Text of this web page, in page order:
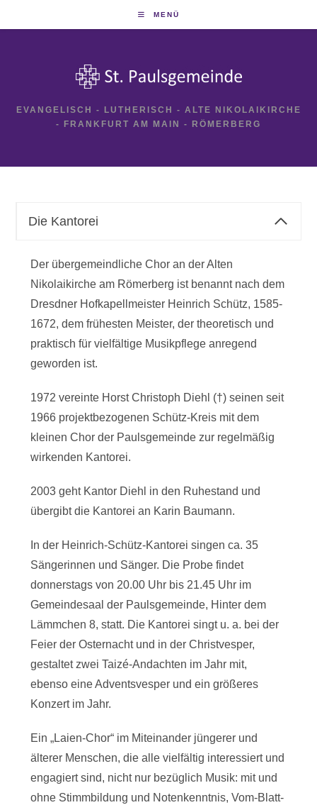
MENÜ
EVANGELISCH - LUTHERISCH - ALTE NIKOLAIKIRCHE
- FRANKFURT AM MAIN - RÖMERBERG
Die Kantorei
Der übergemeindliche Chor an der Alten
Nikolaikirche am Römerberg ist benannt nach dem
Dresdner Hofkapellmeister Heinrich Schütz, 1585-
1672, dem frühesten Meister, der theoretisch und
praktisch für vielfältige Musikpflege anregend
geworden ist.
1972 vereinte Horst Christoph Diehl (†) seinen seit
1966 projektbezogenen Schütz-Kreis mit dem
kleinen Chor der Paulsgemeinde zur regelmäßig
wirkenden Kantorei.
2003 geht Kantor Diehl in den Ruhestand und
übergibt die Kantorei an Karin Baumann.
In der Heinrich-Schütz-Kantorei singen ca. 35
Sängerinnen und Sänger. Die Probe findet
donnerstags von 20.00 Uhr bis 21.45 Uhr im
Gemeindesaal der Paulsgemeinde, Hinter dem
Lämmchen 8, statt. Die Kantorei singt u. a. bei der
Feier der Osternacht und in der Christvesper,
gestaltet zwei Taizé-Andachten im Jahr mit,
ebenso eine Adventsvesper und ein größeres
Konzert im Jahr.
Ein „Laien-Chor“ im Miteinander jüngerer und
älterer Menschen, die alle vielfältig interessiert und
engagiert sind, nicht nur bezüglich Musik: mit und
ohne Stimmbildung und Notenkenntnis, Vom-Blatt-